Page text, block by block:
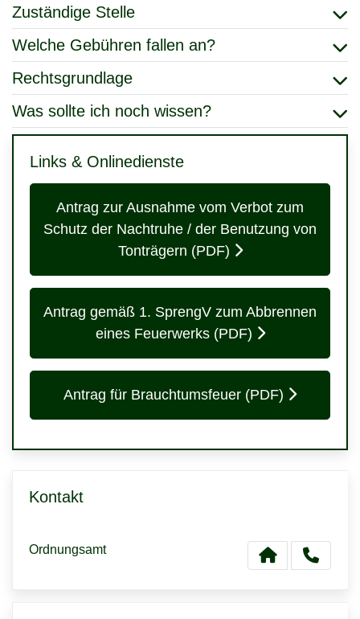
Zuständige Stelle
Welche Gebühren fallen an?
Rechtsgrundlage
Was sollte ich noch wissen?
Links & Onlinedienste
Antrag zur Ausnahme vom Verbot zum
Schutz der Nachtruhe / der Benutzung von
Tonträgern (PDF)
Antrag gemäß 1. SprengV zum Abbrennen
eines Feuerwerks (PDF)
Antrag für Brauchtumsfeuer (PDF)
Kontakt
Ordnungsamt